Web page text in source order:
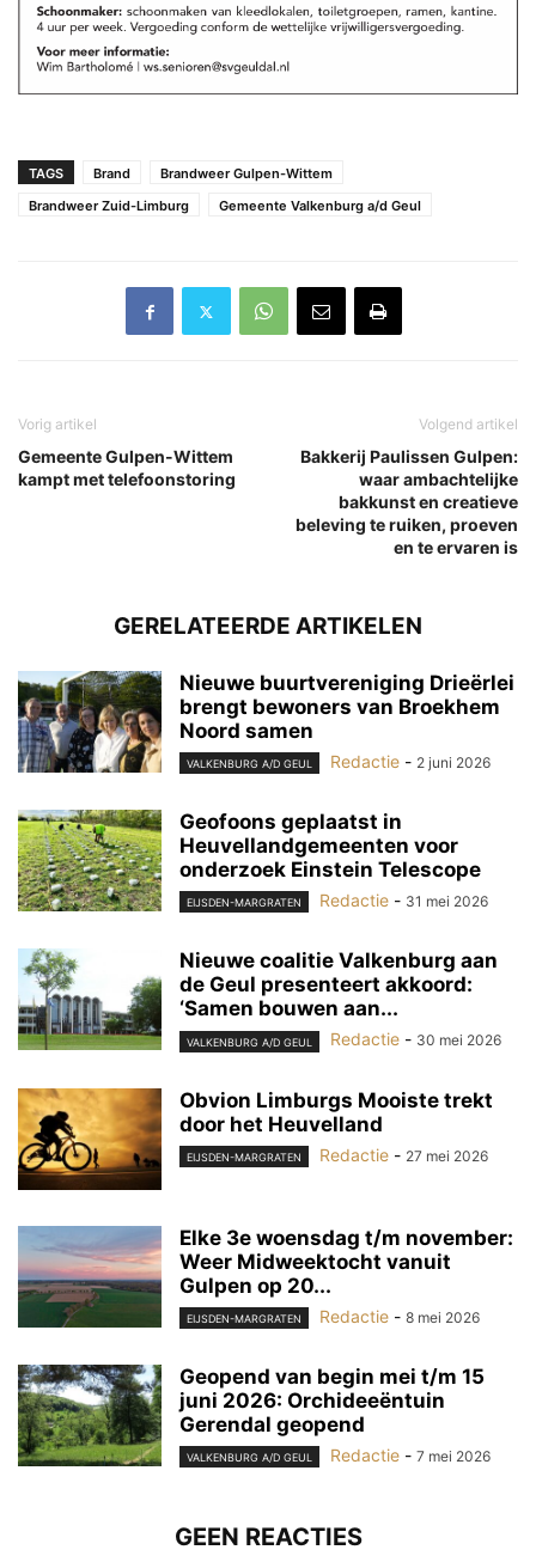
TAGS Brand
Brandweer Gulpen-Wittem
Brandweer Zuid-Limburg
Gemeente Valkenburg a/d Geul
Vorig artikel
Gemeente Gulpen-Wittem
kampt met telefoonstoring
Volgend artikel
Bakkerij Paulissen Gulpen:
waar ambachtelijke
bakkunst en creatieve
beleving te ruiken, proeven
en te ervaren is
GERELATEERDE ARTIKELEN
Nieuwe buurtvereniging Drieërlei
brengt bewoners van Broekhem
Noord samen
VALKENBURG A/D GEUL Redactie - 2 juni 2026
Geofoons geplaatst in
Heuvellandgemeenten voor
onderzoek Einstein Telescope
EIJSDEN-MARGRATEN Redactie - 31 mei 2026
Nieuwe coalitie Valkenburg aan
de Geul presenteert akkoord:
‘Samen bouwen aan...
VALKENBURG A/D GEUL Redactie - 30 mei 2026
Obvion Limburgs Mooiste trekt
door het Heuvelland
EIJSDEN-MARGRATEN Redactie - 27 mei 2026
Elke 3e woensdag t/m november:
Weer Midweektocht vanuit
Gulpen op 20...
EIJSDEN-MARGRATEN Redactie - 8 mei 2026
Geopend van begin mei t/m 15
juni 2026: Orchideeëntuin
Gerendal geopend
VALKENBURG A/D GEUL Redactie - 7 mei 2026
GEEN REACTIES